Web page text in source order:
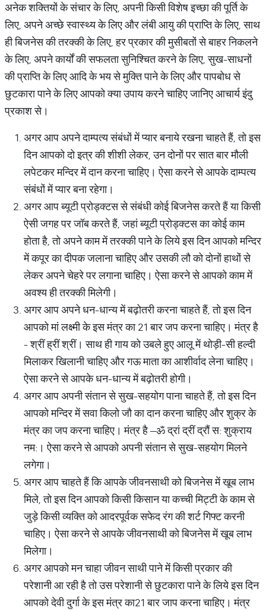
अनेक शक्तियों के संचार के लिए, अपनी किसी विशेष इच्छा की पूर्ति के
लिए, अपने अच्छे स्वास्थ्य के लिए और लंबी आयु की प्राप्ति के लिए, साथ
ही बिजनेस की तरक्की के लिए, हर प्रकार की मुसीबतों से बाहर निकलने
के लिए, अपने कार्यों की सफलता सुनिश्चित करने के लिए, सुख-साधनों
की प्राप्ति के लिए आदि के भय से मुक्ति पाने के लिए और पापबोध से
छुटकारा पाने के लिए आपको क्या उपाय करने चाहिए जानिए आचार्य इंदु
प्रकाश से।
अगर आप अपने दाम्पत्य संबंधों में प्यार बनाये रखना चाहते हैं, तो इस
दिन आपको दो इत्र की शीशी लेकर, उन दोनों पर सात बार मौली
लपेटकर मन्दिर में दान करना चाहिए। ऐसा करने से आपके दाम्पत्य
संबंधों में प्यार बना रहेगा।
अगर आप ब्यूटी प्रोड्क्टस से संबंधी कोई बिजनेस करते हैं या किसी
ऐसी जगह पर जॉब करते हैं, जहां ब्यूटी प्रोड्क्टस का कोई काम
होता है, तो अपने काम में तरक्की पाने के लिये इस दिन आपको मन्दिर
में कपूर का दीपक जलाना चाहिए और उसकी लौ को दोनों हाथों से
लेकर अपने चेहरे पर लगाना चाहिए। ऐसा करने से आपको काम में
अवश्य ही तरक्की मिलेगी।
अगर आप अपने धन-धान्य में बढ़ोतरी करना चाहते हैं, तो इस दिन
आपको मां लक्ष्मी के इस मंत्र का 21 बार जप करना चाहिए। मंत्र है
- श्रीं ह्रीं श्रीं। साथ ही गाय को उबले हुए आलू में थोड़ी-सी हल्दी
मिलाकर खिलानी चाहिए और गऊ माता का आशीर्वाद लेना चाहिए।
ऐसा करने से आपके धन-धान्य में बढ़ोतरी होगी।
अगर आप अपनी संतान से सुख-सहयोग पाना चाहते हैं, तो इस दिन
आपको मन्दिर में सवा किलो जौ का दान करना चाहिए और शुक्र के
मंत्र का जप करना चाहिए। मंत्र है –ॐ द्रां द्रीं द्रौं स: शुक्राय
नम:। ऐसा करने से आपको अपनी संतान से सुख-सहयोग मिलने
लगेगा।
अगर आप चाहते हैं कि आपके जीवनसाथी को बिजनेस में खूब लाभ
मिले, तो इस दिन आपको किसी किसान या कच्ची मिट्टी के काम से
जुड़े किसी व्यक्ति को आदरपूर्वक सफेद रंग की शर्ट गिफ्ट करनी
चाहिए। ऐसा करने से आपके जीवनसाथी को बिजनेस में खूब लाभ
मिलेगा।
अगर आपको मन चाहा जीवन साथी पाने में किसी प्रकार की
परेशानी आ रही है तो उस परेशानी से छुटकारा पाने के लिये इस दिन
आपको देवी दुर्गा के इस मंत्र का21 बार जाप करना चाहिए। मंत्र